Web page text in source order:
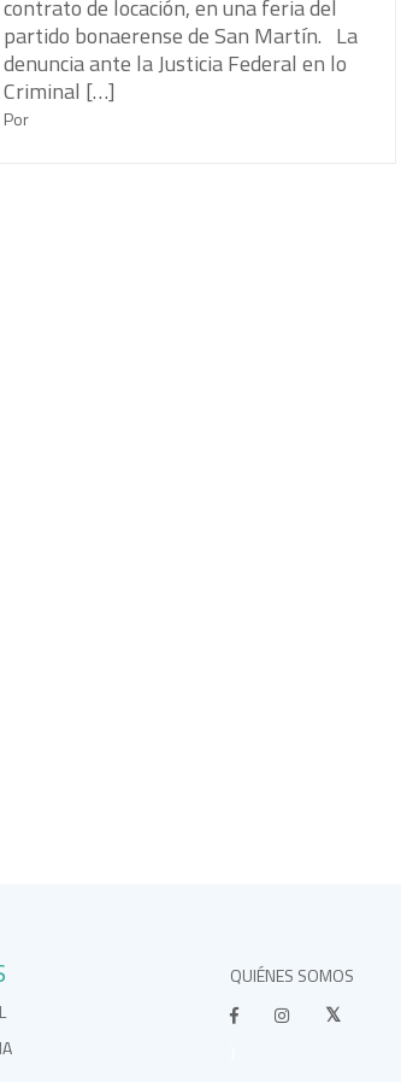
contrato de locación, en una feria del
partido bonaerense de San Martín. La
denuncia ante la Justicia Federal en lo
Criminal […]
Por
QUIÉNES SOMOS